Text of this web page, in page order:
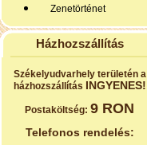
Zenetörténet
Házhozszállítás
Székelyudvarhely területén a
házhozszállítás INGYENES!
Postaköltség:9 RON
Telefonos rendelés: